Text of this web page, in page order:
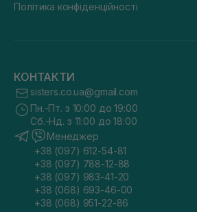
Політика конфіденційності
КОНТАКТИ
sisters.co.ua@gmail.com
Пн.-Пт. з 10:00 до 19:00
Сб.-Нд. з 11:00 до 18:00
Менеджер
+38 (097) 612-54-81
+38 (097) 788-12-88
+38 (097) 983-41-20
+38 (068) 693-46-00
+38 (068) 951-22-86